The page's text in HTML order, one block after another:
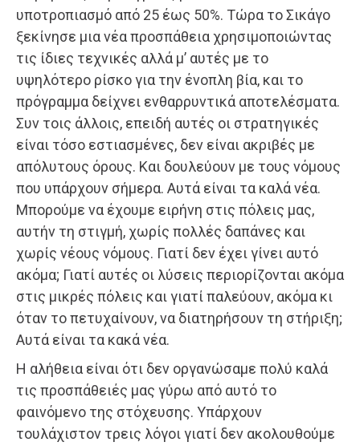
υποτροπιασμό από 25 έως 50%. Τώρα το Σικάγο
ξεκίνησε μια νέα προσπάθεια χρησιμοποιώντας
τις ίδιες τεχνικές αλλά μ’ αυτές με το
υψηλότερο ρίσκο για την ένοπλη βία, και το
πρόγραμμα δείχνει ενθαρρυντικά αποτελέσματα.
Συν τοις άλλοις, επειδή αυτές οι στρατηγικές
είναι τόσο εστιασμένες, δεν είναι ακριβές με
απόλυτους όρους. Και δουλεύουν με τους νόμους
που υπάρχουν σήμερα. Αυτά είναι τα καλά νέα.
Μπορούμε να έχουμε ειρήνη στις πόλεις μας,
αυτήν τη στιγμή, χωρίς πολλές δαπάνες και
χωρίς νέους νόμους. Γιατί δεν έχει γίνει αυτό
ακόμα; Γιατί αυτές οι λύσεις περιορίζονται ακόμα
στις μικρές πόλεις και γιατί παλεύουν, ακόμα κι
όταν το πετυχαίνουν, να διατηρήσουν τη στήριξη;
Αυτά είναι τα κακά νέα.
Η αλήθεια είναι ότι δεν οργανώσαμε πολύ καλά
τις προσπάθειές μας γύρω από αυτό το
φαινόμενο της στόχευσης. Υπάρχουν
τουλάχιστον τρεις λόγοι γιατί δεν ακολουθούμε